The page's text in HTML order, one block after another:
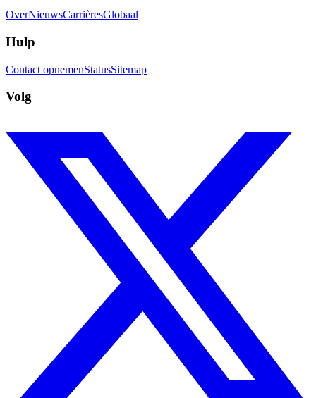
OverNieuwsCarrièresGlobaal
Hulp
Contact opnemenStatusSitemap
Volg